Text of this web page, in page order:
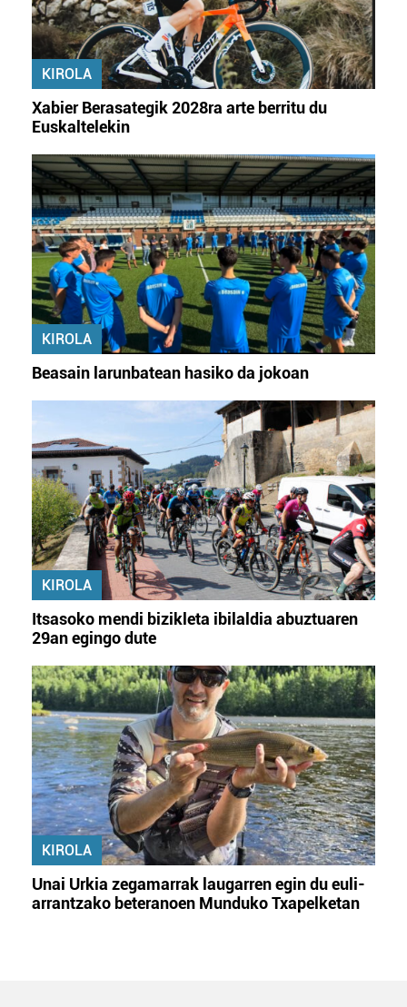
KIROLA
Xabier Berasategik 2028ra arte berritu du
Euskaltelekin
KIROLA
Beasain larunbatean hasiko da jokoan
KIROLA
Itsasoko mendi bizikleta ibilaldia abuztuaren
29an egingo dute
KIROLA
Unai Urkia zegamarrak laugarren egin du euli-
arrantzako beteranoen Munduko Txapelketan